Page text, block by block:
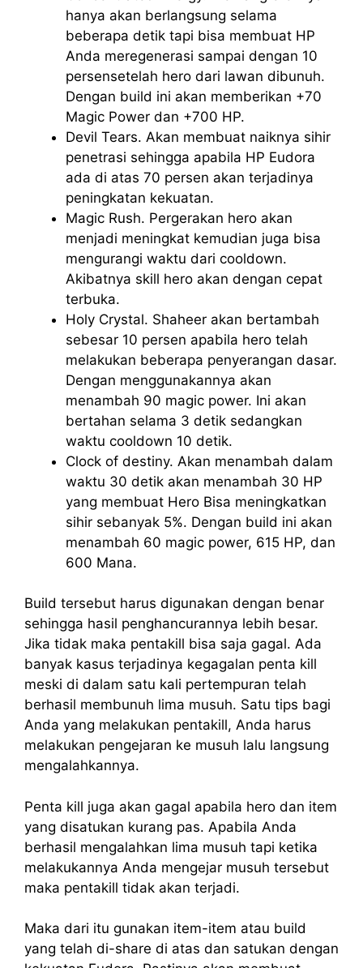
hanya akan berlangsung selama
beberapa detik tapi bisa membuat HP
Anda meregenerasi sampai dengan 10
persensetelah hero dari lawan dibunuh.
Dengan build ini akan memberikan +70
Magic Power dan +700 HP.
Devil Tears. Akan membuat naiknya sihir
penetrasi sehingga apabila HP Eudora
ada di atas 70 persen akan terjadinya
peningkatan kekuatan.
Magic Rush. Pergerakan hero akan
menjadi meningkat kemudian juga bisa
mengurangi waktu dari cooldown.
Akibatnya skill hero akan dengan cepat
terbuka.
Holy Crystal. Shaheer akan bertambah
sebesar 10 persen apabila hero telah
melakukan beberapa penyerangan dasar.
Dengan menggunakannya akan
menambah 90 magic power. Ini akan
bertahan selama 3 detik sedangkan
waktu cooldown 10 detik.
Clock of destiny. Akan menambah dalam
waktu 30 detik akan menambah 30 HP
yang membuat Hero Bisa meningkatkan
sihir sebanyak 5%. Dengan build ini akan
menambah 60 magic power, 615 HP, dan
600 Mana.
Build tersebut harus digunakan dengan benar
sehingga hasil penghancurannya lebih besar.
Jika tidak maka pentakill bisa saja gagal. Ada
banyak kasus terjadinya kegagalan penta kill
meski di dalam satu kali pertempuran telah
berhasil membunuh lima musuh. Satu tips bagi
Anda yang melakukan pentakill, Anda harus
melakukan pengejaran ke musuh lalu langsung
mengalahkannya.
Penta kill juga akan gagal apabila hero dan item
yang disatukan kurang pas. Apabila Anda
berhasil mengalahkan lima musuh tapi ketika
melakukannya Anda mengejar musuh tersebut
maka pentakill tidak akan terjadi.
Maka dari itu gunakan item-item atau build
yang telah di-share di atas dan satukan dengan